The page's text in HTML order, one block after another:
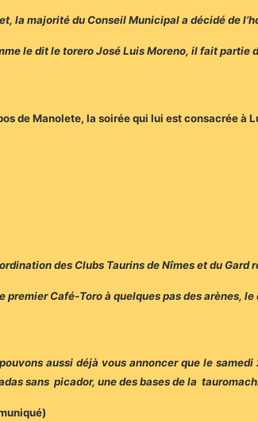
la majorité du Conseil Municipal a décidé de
le dit le torero José Luis Moreno, il fait partie
de Manolete, la soirée qui lui est consacrée à
des Clubs Taurins de Nîmes et du
premier Café-Toro à quelques pas des arènes,
aussi déjà vous annoncer que le
sans picador, une des bases de la